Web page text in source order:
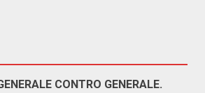
CONTRO GENERALE.